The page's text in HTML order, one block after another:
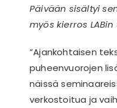
Päivään sisältyi
myös kierros LABin
”Ajankohtaisen
puheenvuorojen
näissä
verkostoitua ja